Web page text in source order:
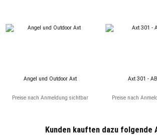
Angel und Outdoor Axt
Preise nach Anmeldung sichtbar
Axt 301 -
Preise nach
Kunden kauften dazu folgende